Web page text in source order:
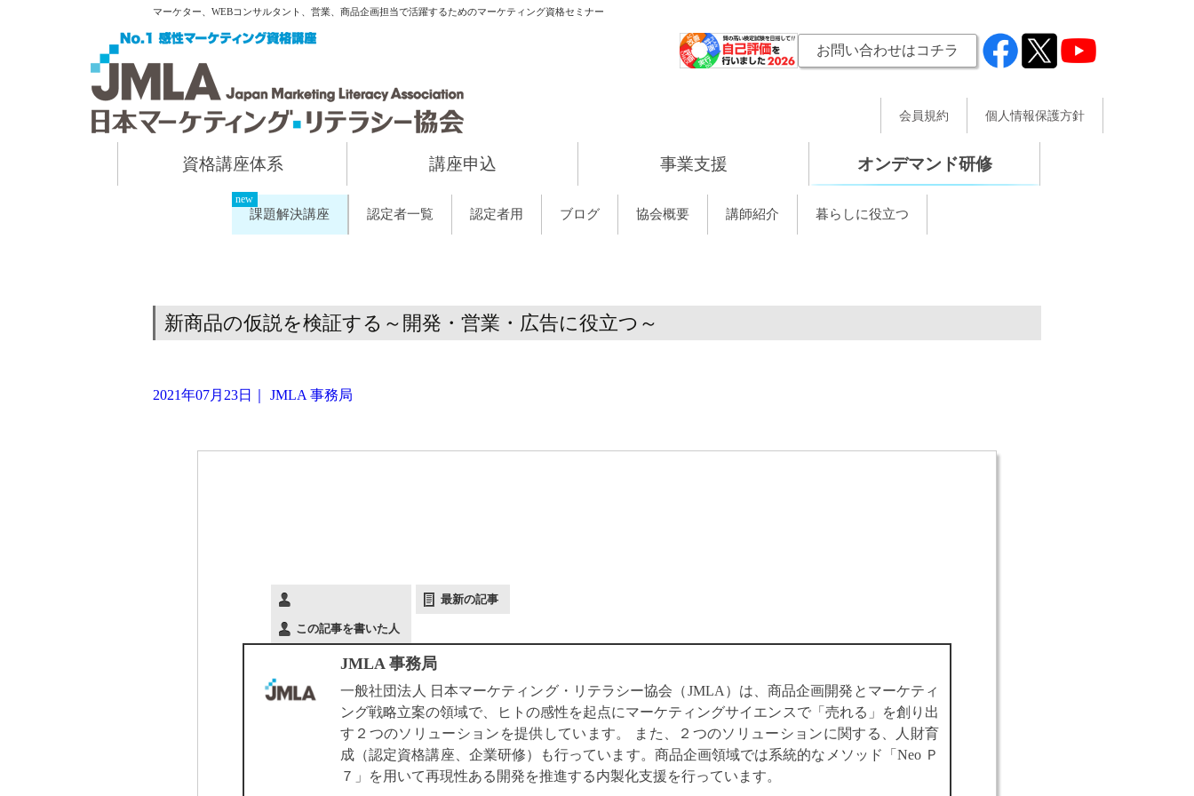
マーケター、WEBコンサルタント、営業、商品企画担当で活躍するためのマーケティング資格セミナー
お問い合わせはコチラ
会員規約 個人情報保護方針
資格講座体系 講座申込 事業支援 オンデマンド研修
課題解決講座 認定者一覧 認定者用 ブログ 協会概要 講師紹介 暮らしに役立つ
新商品の仮説を検証する～開発・営業・広告に役立つ～
2021年07月23日 JMLA 事務局
この記事を書いた人
最新の記事
JMLA 事務局
一般社団法人 日本マーケティング・リテラシー協会（JMLA）は、商品企画開発とマーケティ
ング戦略立案の領域で、ヒトの感性を起点にマーケティングサイエンスで「売れる」を創り出
す２つのソリューションを提供しています。 また、２つのソリューションに関する、人財育
成（認定資格講座、企業研修）も行っています。商品企画領域では系統的なメソッド「Neo Ｐ
７」を用いて再現性ある開発を推進する内製化支援を行っています。